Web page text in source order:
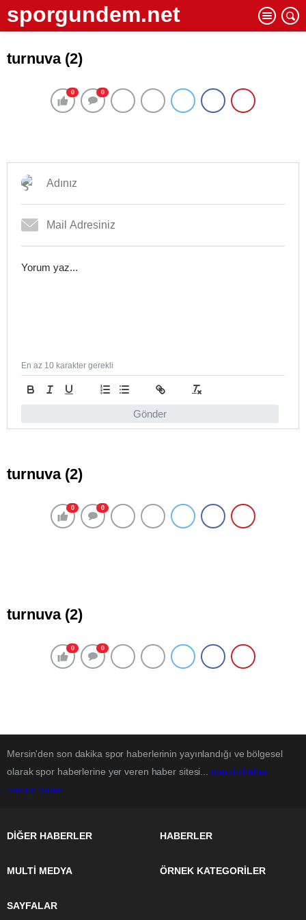
sporgundem.net
turnuva (2)
0 0
Gönder
En az 10 karakter gerekli
turnuva (2)
0 0
turnuva (2)
0 0
Mersin'den son dakika spor haberlerinin yayınlandığı ve bölgesel
olarak spor haberlerine yer veren haber sitesi... mersin haber
mersin haber
DİĞER HABERLER HABERLER
MULTİ MEDYA ÖRNEK KATEGORİLER
SAYFALAR